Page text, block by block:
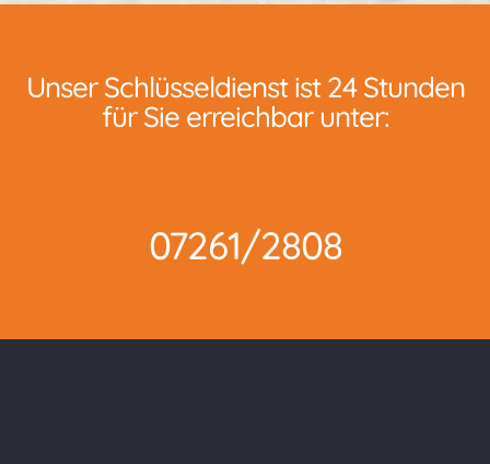
Unser Schlüsseldienst ist 24 Stunden
für Sie erreichbar unter:
07261/2808